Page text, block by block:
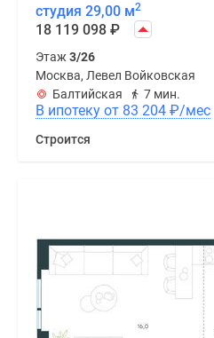
студия 29,00 м2
18 119 098 ₽
Этаж3/26
Москва, Левел Войковская
Балтийская
7 мин.
В ипотеку от 83 204 ₽/мес
Строится